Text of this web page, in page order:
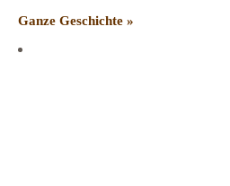
Ganze Geschichte »